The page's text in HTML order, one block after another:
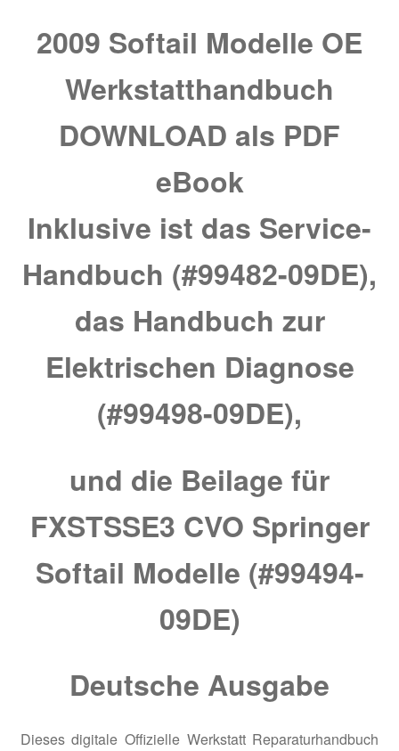
2009 Softail Modelle OE
Werkstatthandbuch
DOWNLOAD als PDF
eBook
Inklusive ist das Service-
Handbuch (#99482-09DE),
das Handbuch zur
Elektrischen Diagnose
(#99498-09DE),
und die Beilage für
FXSTSSE3 CVO Springer
Softail Modelle (#99494-
09DE)
Deutsche Ausgabe
Dieses digitale Offizielle Werkstatt Reparaturhandbuch